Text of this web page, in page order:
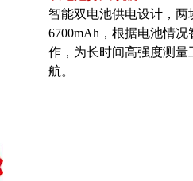
智能双电池供电设计，两
6700mAh，根据电池情
作，为长时间高强度测量
航。